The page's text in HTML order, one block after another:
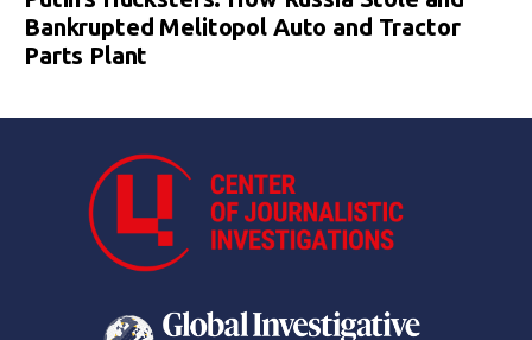
Bankrupted Melitopol Auto and Tractor
Parts Plant